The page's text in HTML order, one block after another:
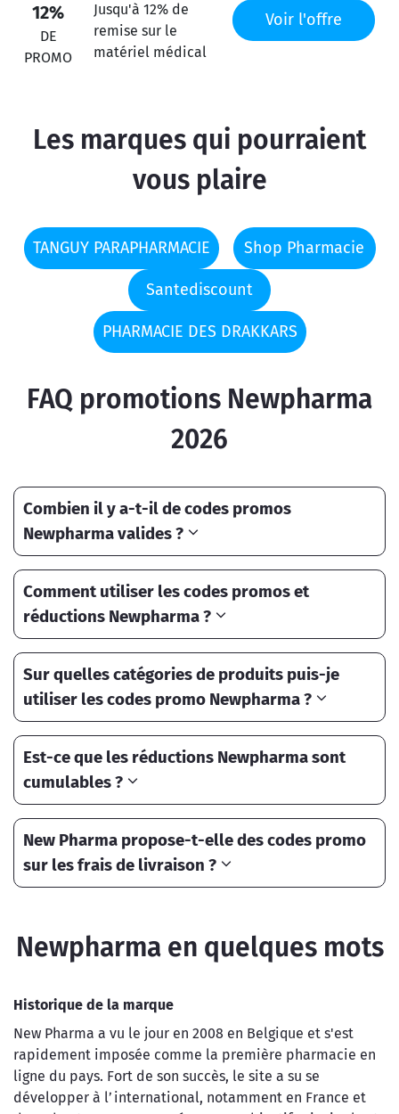
12%
DE
PROMO
Jusqu'à 12% de
remise sur le
matériel médical
Voir l'offre
Les marques qui pourraient
vous plaire
TANGUY PARAPHARMACIE Shop Pharmacie
Santediscount
PHARMACIE DES DRAKKARS
FAQ promotions Newpharma
2026
Combien il y a-t-il de codes promos
Newpharma valides ?
Comment utiliser les codes promos et
réductions Newpharma ?
Sur quelles catégories de produits puis-je
utiliser les codes promo Newpharma ?
Est-ce que les réductions Newpharma sont
cumulables ?
New Pharma propose-t-elle des codes promo
sur les frais de livraison ?
Newpharma en quelques mots
Historique de la marque
New Pharma a vu le jour en 2008 en Belgique et s'est
rapidement imposée comme la première pharmacie en
ligne du pays. Fort de son succès, le site a su se
développer à l’international, notamment en France et